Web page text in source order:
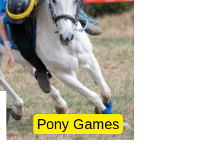
Pony Games